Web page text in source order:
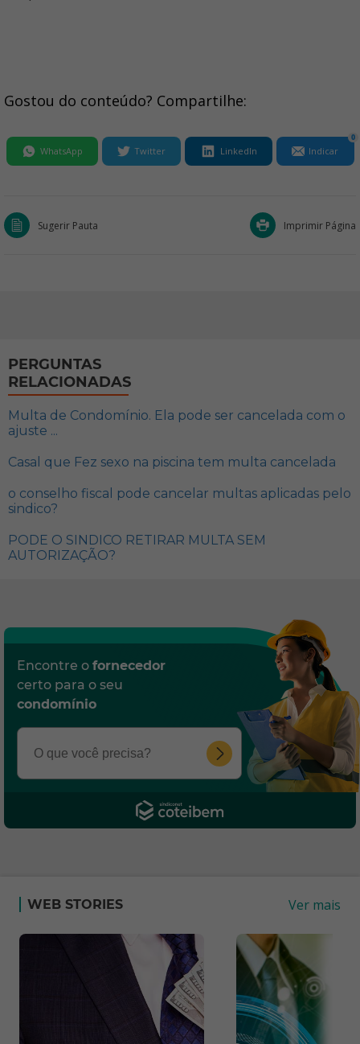
Gostou do conteúdo? Compartilhe:
WhatsApp Twitter LinkedIn Indicar
0
Sugerir Pauta Imprimir Página
PERGUNTAS
RELACIONADAS
Multa de Condomínio. Ela pode ser cancelada com o
ajuste ...
Casal que Fez sexo na piscina tem multa cancelada
o conselho fiscal pode cancelar multas aplicadas pelo
sindico?
PODE O SINDICO RETIRAR MULTA SEM
AUTORIZAÇÃO?
Encontre o fornecedor
certo para o seu
condomínio
WEB STORIES Ver mais